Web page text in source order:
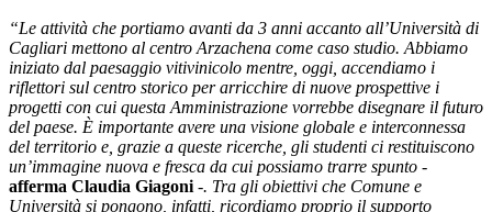
“Le attività che portiamo avanti da 3 anni accanto all’Università di
Cagliari mettono al centro Arzachena come caso studio. Abbiamo
iniziato dal paesaggio vitivinicolo mentre, oggi, accendiamo i
riflettori sul centro storico per arricchire di nuove prospettive i
progetti con cui questa Amministrazione vorrebbe disegnare il futuro
del paese. È importante avere una visione globale e interconnessa
del territorio e, grazie a queste ricerche, gli studenti ci restituiscono
un’immagine nuova e fresca da cui possiamo trarre spunto -
afferma Claudia Giagoni -. Tra gli obiettivi che Comune e
Università si pongono, infatti, ricordiamo proprio il supporto